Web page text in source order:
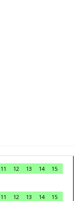
11 12 13 14
15
11 12 13 14
15